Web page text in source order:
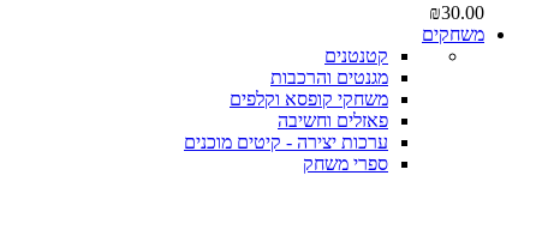
₪30.00
משחקים
קטנטנים
מגנטים והרכבות
משחקי קופסא וקלפים
פאזלים וחשיבה
ערכות יצירה - קיטים מוכנים
ספרי משחק